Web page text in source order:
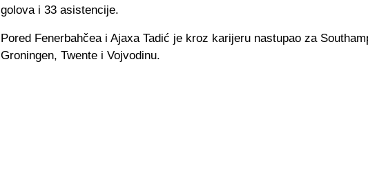
golova i 33 asistencije.
Pored Fenerbahčea i Ajaxa Tadić je kroz karijeru nastupao za
Groningen, Twente i Vojvodinu.